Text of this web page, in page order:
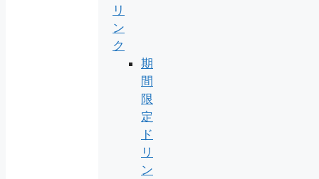
リ
ン
ク
期
間
限
定
ド
リ
ン